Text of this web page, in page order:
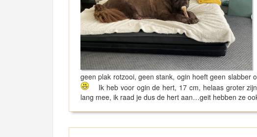
geen plak rotzooi, geen stank, ogin hoeft geen slabber
Ik heb voor ogin de hert, 17 cm, helaas groter
lang mee, ik raad je dus de hert aan…geit hebben ze